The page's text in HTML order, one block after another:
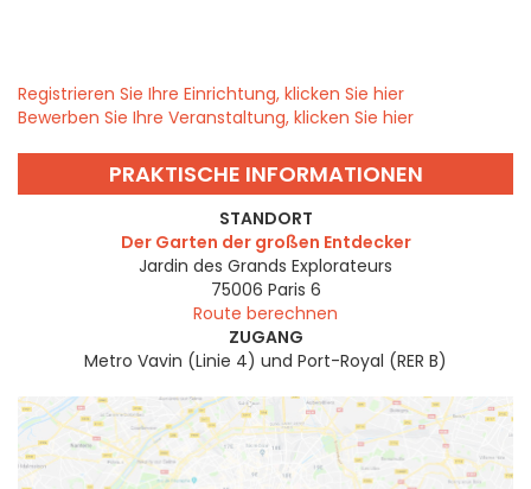
Registrieren Sie Ihre Einrichtung, klicken Sie hier
Bewerben Sie Ihre Veranstaltung, klicken Sie hier
PRAKTISCHE INFORMATIONEN
STANDORT
Der Garten der großen Entdecker
Jardin des Grands Explorateurs
75006 Paris 6
Route berechnen
ZUGANG
Metro Vavin (Linie 4) und Port-Royal (RER B)